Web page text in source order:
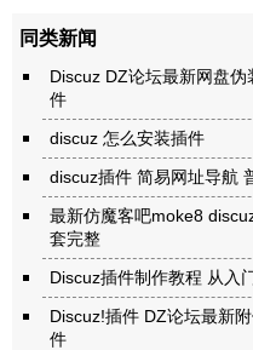
同类新闻
Discuz DZ论坛最新网盘
件
discuz 怎么安装插件
discuz插件 简易网址导航
最新仿魔客吧moke8
套完整
Discuz插件制作教程 从入
Discuz!插件 DZ论坛最新
件